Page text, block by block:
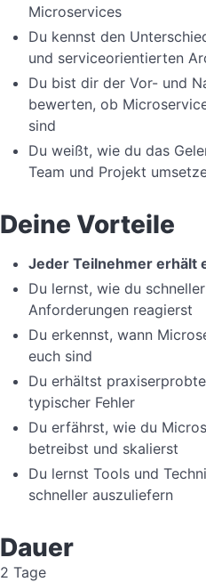
Microservices
Du kennst den
und serviceorientierten
Du bist dir der Vor- und
bewerten, ob
sind
Du weißt, wie du das
Team und Projekt
Deine Vorteile
Jeder Teilnehmer erhält
Du lernst, wie du
Anforderungen reagierst
Du erkennst, wann
euch sind
Du erhältst
typischer Fehler
Du erfährst, wie du
betreibst und skalierst
Du lernst Tools und
schneller auszuliefern
Dauer
2 Tage